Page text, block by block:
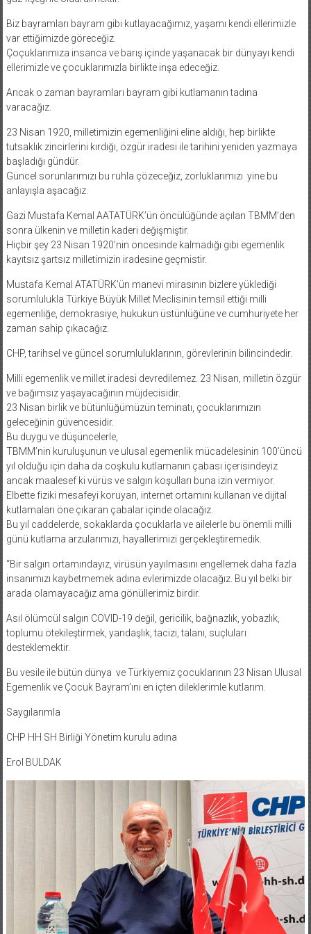
Biz bayramları bayram gibi kutlayacağımız, yaşamı kendi ellerimizle
var ettiğimizde göreceğiz.
Çoçuklarımıza insanca ve barış içinde yaşanacak bir dünyayı kendi
ellerimizle ve çocuklarımızla birlikte inşa edeceğiz.
Ancak o zaman bayramları bayram gibi kutlamanın tadına
varacağız.
23 Nisan 1920, milletimizin egemenliğini eline aldığı, hep birlikte
tutsaklık zincirlerini kırdığı, özgür iradesi ile tarihini yeniden yazmaya
başladığı gündür.
Güncel sorunlarımızı bu ruhla çözeceğiz, zorluklarımızı yine bu
anlayışla aşacağız.
Gazi Mustafa Kemal AATATÜRK’ün öncülüğünde açılan TBMM’den
sonra ülkenin ve milletin kaderi değişmiştir.
Hiçbir şey 23 Nisan 1920’nin öncesinde kalmadığı gibi egemenlik
kayıtsız şartsız milletimizin iradesine geçmistir.
Mustafa Kemal ATATÜRK’ün manevi mirasının bizlere yüklediği
sorumlulukla Türkiye Büyük Millet Meclisinin temsil ettiği milli
egemenliğe, demokrasiye, hukukun üstünlüğüne ve cumhuriyete her
zaman sahip çıkacağız.
CHP, tarihsel ve güncel sorumluluklarının, görevlerinin bilincindedir.
Milli egemenlik ve millet iradesi devredilemez. 23 Nisan, milletin özgür
ve bağımsız yaşayacağının müjdecisidir.
23 Nisan birlik ve bütünlüğümüzün teminatı, çocuklarımızın
geleceğinin güvencesidir.
Bu duygu ve düşüncelerle,
TBMM’nin kuruluşunun ve ulusal egemenlik mücadelesinin 100’üncü
yıl olduğu için daha da coşkulu kutlamanın çabası içerisindeyiz
ancak maalesef ki vürüs ve salgın koşulları buna izin vermiyor.
Elbette fiziki mesafeyi koruyan, internet ortamını kullanan ve dijital
kutlamaları öne çıkaran çabalar içinde olacağız.
Bu yıl caddelerde, sokaklarda çocuklarla ve ailelerle bu önemli milli
günü kutlama arzularımızı, hayallerimizi gerçekleştiremedik.
“Bir salgın ortamındayız, virüsün yayılmasını engellemek daha fazla
insanımızı kaybetmemek adına evlerimizde olacağız. Bu yıl belki bir
arada olamayacağız ama gönüllerimiz birdir.
Asıl ölümcül salgın COVID-19 değil, gericilik, bağnazlık, yobazlık,
toplumu ötekileştirmek, yandaşlık, tacizi, talanı, suçluları
desteklemektir.
Bu vesile ile bütün dünya ve Türkiyemiz çocuklarının 23 Nisan Ulusal
Egemenlik ve Çocuk Bayram’ını en içten dileklerimle kutlarım.
Saygılarımla
CHP HH SH Birliği Yönetim kurulu adına
Erol BULDAK